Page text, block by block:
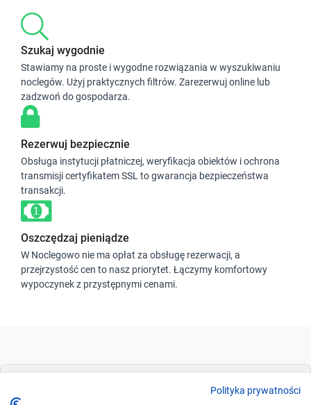
Szukaj wygodnie
Stawiamy na proste i wygodne rozwiązania w wyszukiwaniu
noclegów. Użyj praktycznych filtrów. Zarezerwuj online lub
zadzwoń do gospodarza.
Rezerwuj bezpiecznie
Obsługa instytucji płatniczej, weryfikacja obiektów i ochrona
transmisji certyfikatem SSL to gwarancja bezpieczeństwa
transakcji.
Oszczędzaj pieniądze
W Noclegowo nie ma opłat za obsługę rezerwacji, a
przejrzystość cen to nasz priorytet. Łączymy komfortowy
wypoczynek z przystępnymi cenami.
Polityka prywatności